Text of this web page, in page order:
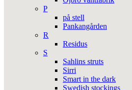
P
på stell
Pankangården
R
Residus
S
Sahlins struts
Sirri
Smart in the dark
Swedish stockings